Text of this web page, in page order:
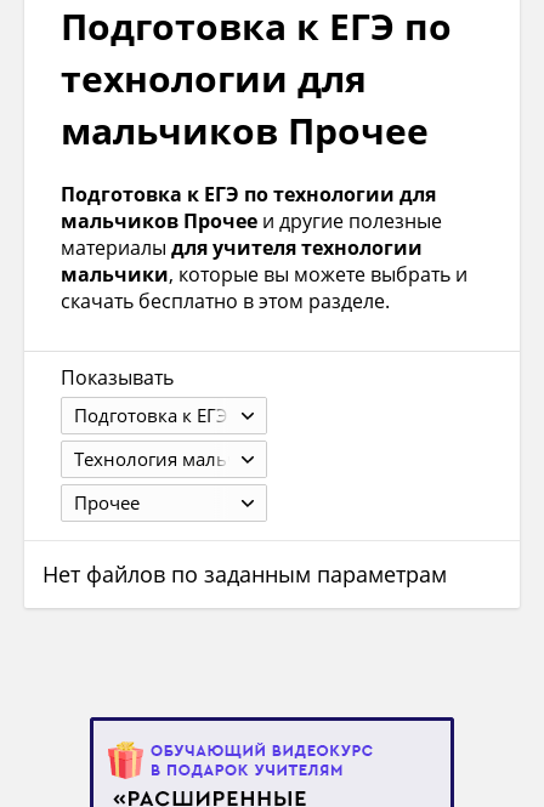
Подготовка к ЕГЭ по
технологии для
мальчиков Прочее
Подготовка к ЕГЭ по технологии для
мальчиков Прочее и другие полезные
материалы для учителя технологии
мальчики, которые вы можете выбрать и
скачать бесплатно в этом разделе.
Показывать
Подготовка к ЕГЭ
Технология мальчики
Прочее
Нет файлов по заданным параметрам